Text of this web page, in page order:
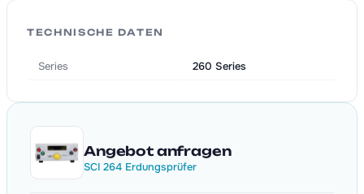
TECHNISCHE DATEN
Series 260 Series
Angebot anfragen
SCI 264 Erdungsprüfer